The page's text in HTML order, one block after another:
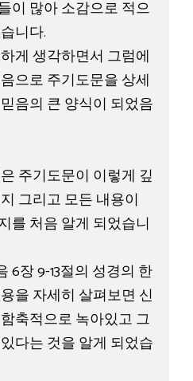
이 많아 소감으로 적으
니다.
게 생각하면서 그럼에
으로 주기도문을 상세
음의 큰 양식이 되었음
주기도문이 이렇게 깊
그리고 모든 내용이
를 처음 알게 되었습니
6장 9-13절의 성경의 한
을 자세히 살펴보면 신
축적으로 녹아있고 그
다는 것을 알게 되었습